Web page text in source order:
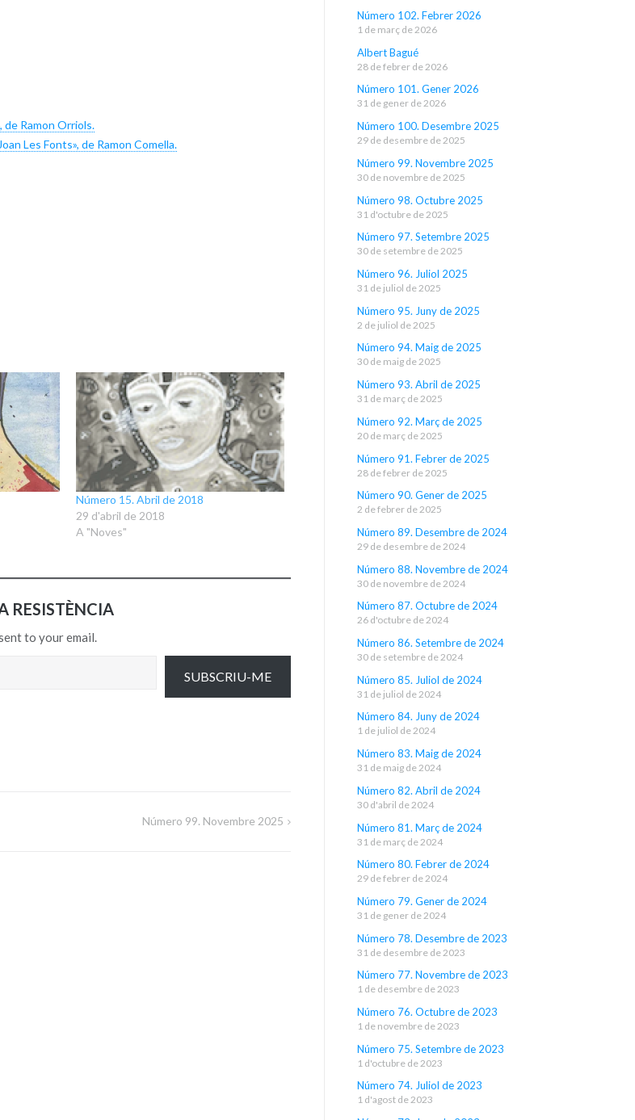
de Ramon Orriols.
Les Fonts», de Ramon Comella.
Número 15. Abril de 2018
29 d'abril de 2018
A "Noves"
RESISTÈNCIA
to your email.
SUBSCRIU-ME
Número 99. Novembre 2025
Número 102. Febrer 2026
1 de març de 2026
Albert Bagué
28 de febrer de 2026
Número 101. Gener 2026
31 de gener de 2026
Número 100. Desembre 2025
29 de desembre de 2025
Número 99. Novembre 2025
30 de novembre de 2025
Número 98. Octubre 2025
31 d'octubre de 2025
Número 97. Setembre 2025
30 de setembre de 2025
Número 96. Juliol 2025
31 de juliol de 2025
Número 95. Juny de 2025
2 de juliol de 2025
Número 94. Maig de 2025
30 de maig de 2025
Número 93. Abril de 2025
31 de març de 2025
Número 92. Març de 2025
20 de març de 2025
Número 91. Febrer de 2025
28 de febrer de 2025
Número 90. Gener de 2025
2 de febrer de 2025
Número 89. Desembre de 2024
29 de desembre de 2024
Número 88. Novembre de 2024
30 de novembre de 2024
Número 87. Octubre de 2024
26 d'octubre de 2024
Número 86. Setembre de 2024
30 de setembre de 2024
Número 85. Juliol de 2024
31 de juliol de 2024
Número 84. Juny de 2024
1 de juliol de 2024
Número 83. Maig de 2024
31 de maig de 2024
Número 82. Abril de 2024
30 d'abril de 2024
Número 81. Març de 2024
31 de març de 2024
Número 80. Febrer de 2024
29 de febrer de 2024
Número 79. Gener de 2024
31 de gener de 2024
Número 78. Desembre de 2023
31 de desembre de 2023
Número 77. Novembre de 2023
1 de desembre de 2023
Número 76. Octubre de 2023
1 de novembre de 2023
Número 75. Setembre de 2023
1 d'octubre de 2023
Número 74. Juliol de 2023
1 d'agost de 2023